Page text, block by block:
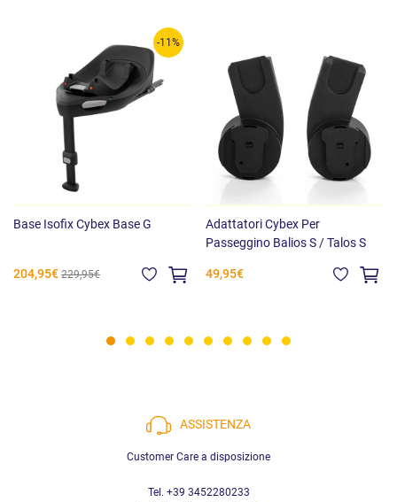
-11%
Base Isofix Cybex Base G
204,95€ 229,95€
Adattatori Cybex Per
Passeggino Balios S / Talos S
49,95€
ASSISTENZA
Customer Care a disposizione
Tel. +39 3452280233